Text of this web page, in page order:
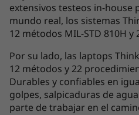
La laptop Lenovo
equipada con
(Serie 2) ofrece un
contigo. Diseñada
cuenta con una
impulsada por IA que
extensivos testeos in-house
mundo real, los sistemas
12 métodos MIL-STD 810H
Por su lado, las laptops
12 métodos y 22
Durables y confiables en
golpes, salpicaduras de
parte de trabajar en el